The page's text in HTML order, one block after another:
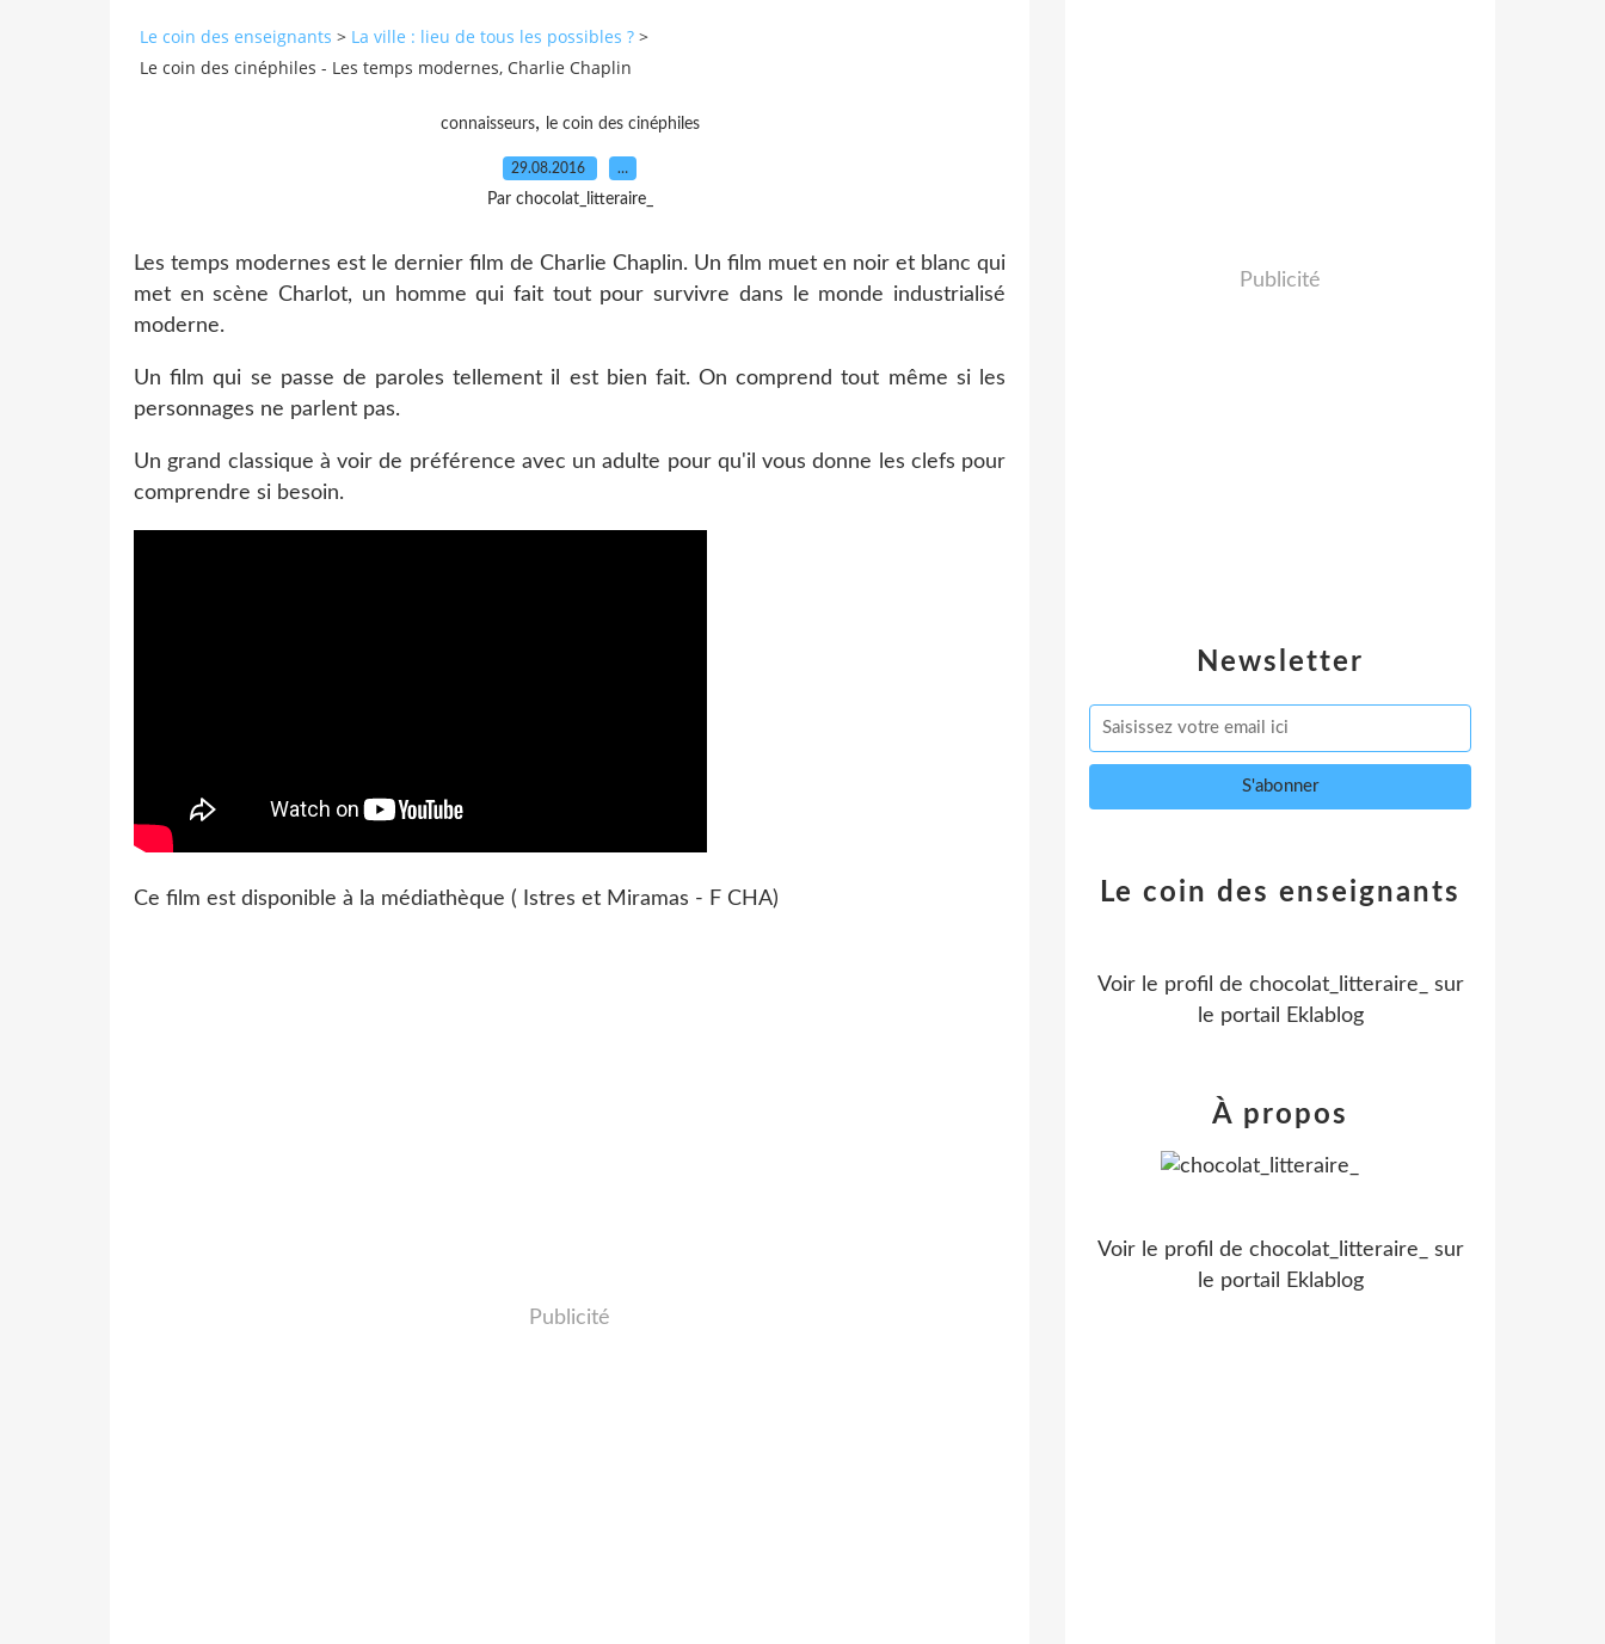
Le coin des enseignants > La ville : lieu de tous les possibles ? >
Le coin des cinéphiles - Les temps modernes, Charlie Chaplin
connaisseurs, le coin des cinéphiles
29.08.2016 …
Par chocolat_litteraire_
Les temps modernes est le dernier film de Charlie Chaplin. Un film muet en noir et blanc qui
met en scène Charlot, un homme qui fait tout pour survivre dans le monde industrialisé
moderne.
Un film qui se passe de paroles tellement il est bien fait. On comprend tout même si les
personnages ne parlent pas.
Un grand classique à voir de préférence avec un adulte pour qu'il vous donne les clefs pour
comprendre si besoin.
Ce film est disponible à la médiathèque ( Istres et Miramas - F CHA)
Publicité
Newsletter
Publicité
Le coin des enseignants
Voir le profil de chocolat_litteraire_
sur
le portail Eklablog
À propos
Voir le profil de chocolat_litteraire_
sur
le portail Eklablog